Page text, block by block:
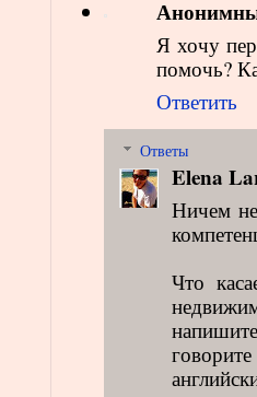
Я хочу
помочь?
Ответить
Ответы
Elena
Ничем
Что